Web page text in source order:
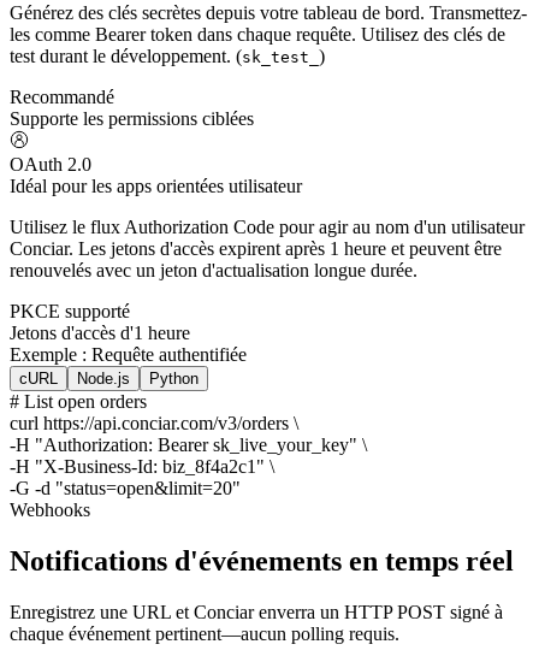
Générez des clés secrètes depuis votre tableau de bord. Transmettez-
les comme Bearer token dans chaque requête. Utilisez des clés de
test durant le développement. (sk_test_ )
Recommandé
Supporte les permissions ciblées
OAuth 2.0
Idéal pour les apps orientées utilisateur
Utilisez le flux Authorization Code pour agir au nom d'un utilisateur
Conciar. Les jetons d'accès expirent après 1 heure et peuvent être
renouvelés avec un jeton d'actualisation longue durée.
PKCE supporté
Jetons d'accès d'1 heure
Exemple : Requête authentifiée
cURL Node.js Python
# List open orders
curl https://api.conciar.com/v3/orders \
-H "Authorization: Bearer sk_live_your_key" \
-H "X-Business-Id: biz_8f4a2c1" \
-G -d "status=open&limit=20"
Webhooks
Notifications d'événements en temps réel
Enregistrez une URL et Conciar enverra un HTTP POST signé à
chaque événement pertinent—aucun polling requis.